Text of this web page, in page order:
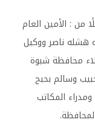
من : الأمين العام
هشله ناصر ووكيل
محافظة شبوة
وسالم بحبح
المكاتب
.